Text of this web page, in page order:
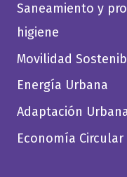
Saneamiento y
higiene
Movilidad
Energía Urbana
Adaptación
Economía Circular